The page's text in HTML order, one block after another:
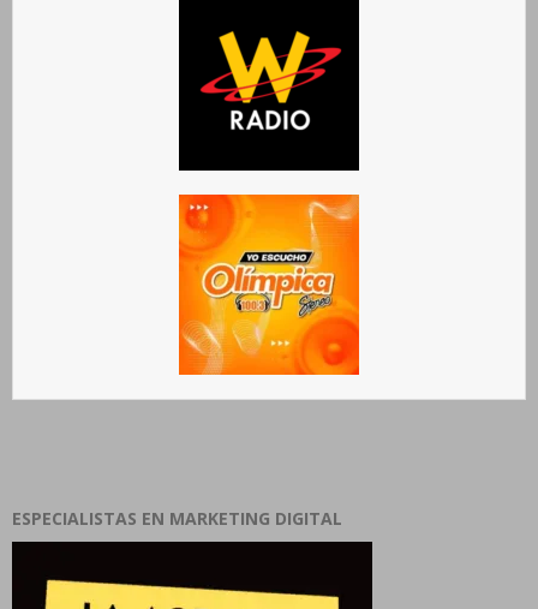
ESPECIALISTAS EN MARKETING DIGITAL